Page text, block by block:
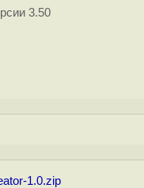
3.50
1.0.zip